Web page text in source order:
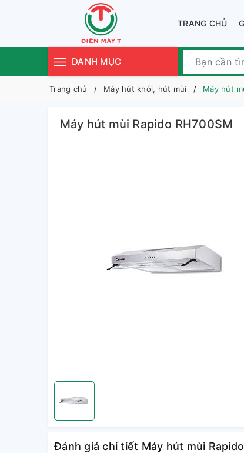
TRANG CHỦ
DANH MỤC
Trang chủ Máy hút khói, hút mùi Máy hút
Máy hút mùi Rapido RH700SM
Đánh giá chi tiết Máy hút mùi